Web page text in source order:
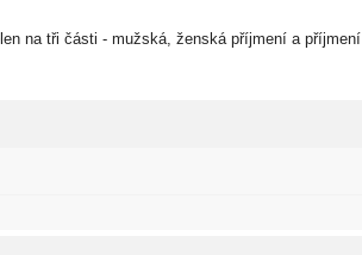
na tři části - mužská, ženská příjmení a příjmení